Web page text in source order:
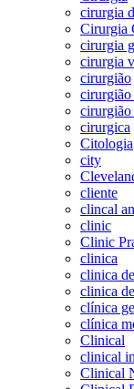
cirurgia
Cirurgia
cirurgia
cirurgia
cirurgião
cirurgião
cirurgião
cirurgica
Citologia
city
cliente
clincal
clinic
Clinic
clinica
clinica
clinica
clínica
clínica
Clinical
clinical
Clinical